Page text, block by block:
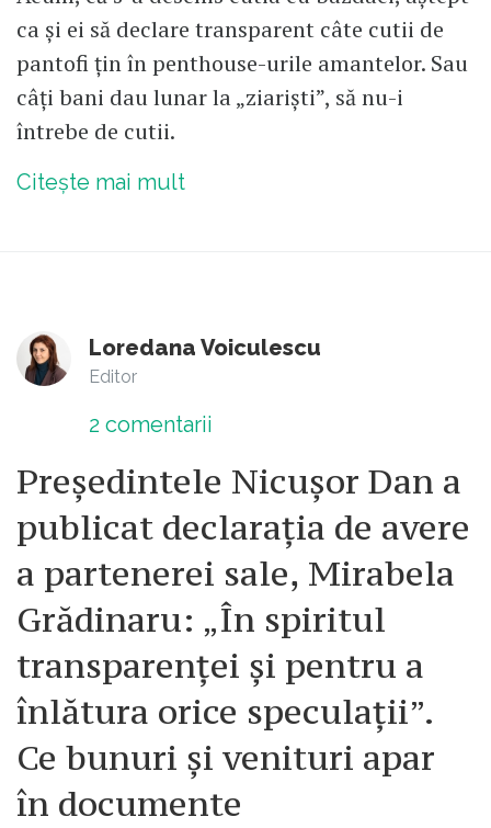
ca și ei să declare transparent câte cutii de
pantofi țin în penthouse-urile amantelor. Sau
câți bani dau lunar la „ziariști”, să nu-i
întrebe de cutii.
Citește mai mult
Loredana Voiculescu
Editor
2 comentarii
Președintele Nicușor Dan a
publicat declarația de avere
a partenerei sale, Mirabela
Grădinaru: „În spiritul
transparenței și pentru a
înlătura orice speculații”.
Ce bunuri și venituri apar
în documente